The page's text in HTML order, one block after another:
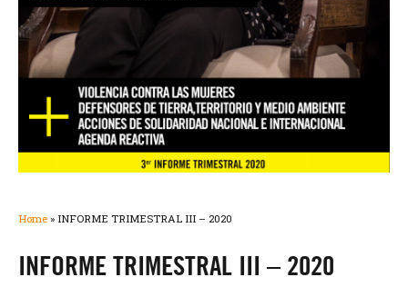
Home » INFORME TRIMESTRAL III – 2020
INFORME TRIMESTRAL III – 2020